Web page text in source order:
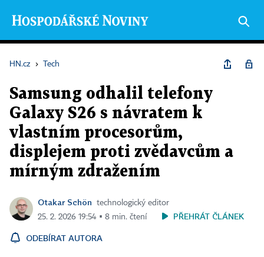
HN.cz › Tech
Samsung odhalil telefony
Galaxy S26 s návratem k
vlastním procesorům,
displejem proti zvědavcům a
mírným zdražením
Otakar Schön
technologický editor
25. 2. 2026 19:54 ▪ 8 min. čtení
PŘEHRÁT ČLÁNEK
ODEBÍRAT AUTORA